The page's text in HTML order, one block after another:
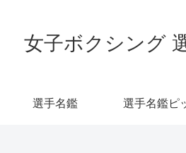
女子ボクシング
選手名鑑 選手名鑑ピ